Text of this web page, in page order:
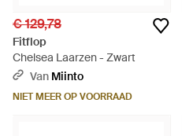
€ 129,78
Fitflop
Chelsea Laarzen - Zwart
Van Miinto
NIET MEER OP VOORRAAD